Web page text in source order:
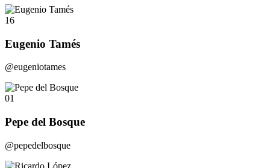
16
Eugenio Tamés
@eugeniotames
01
Pepe del Bosque
@pepedelbosque